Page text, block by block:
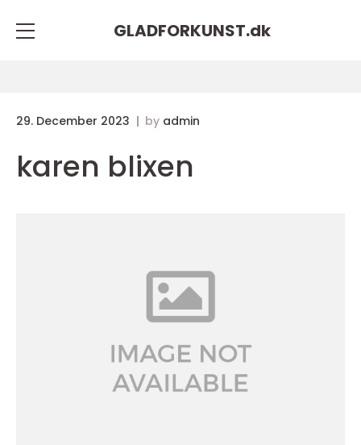
GLADFORKUNST.dk
29. December 2023 by admin
karen blixen